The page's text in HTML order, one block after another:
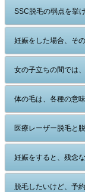
SSC脱毛の弱点を挙
妊娠をした場合、そ
女の子立ちの間では
体の毛は、各種の意
医療レーザー脱毛と
妊娠をすると、残念
脱毛したいけど、予